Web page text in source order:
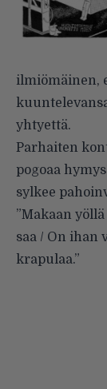
ilmiömäinen,
yhtyettä.
Parhaiten
pogoaa
sylkee
”Makaan
saa / On ihan
krapulaa.”